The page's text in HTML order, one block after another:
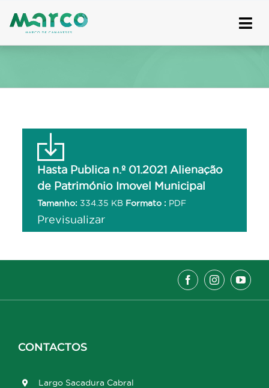
to
Hasta Publica n.º 01.2021 Alienação
de Património Imovel Municipal
Tamanho: 334.35 KB Formato : PDF
Previsualizar
CONTACTOS
Largo Sacadura Cabral